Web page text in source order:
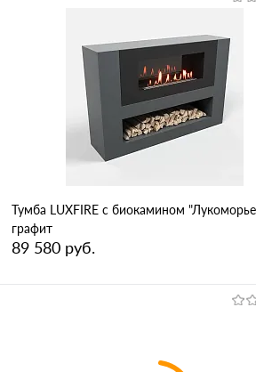
Тумба LUXFIRE с биокамином
графит
89 580 руб.